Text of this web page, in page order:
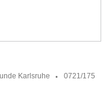
Karlsruhe
0721/175